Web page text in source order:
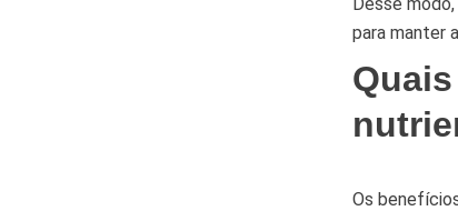
para manter
Os